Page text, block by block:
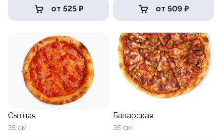
от 525 ₽ от 509 ₽
Сытная
35 см
Баварская
35 см